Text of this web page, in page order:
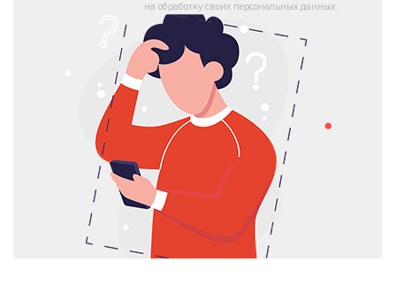
на обработку своих персональных данных.